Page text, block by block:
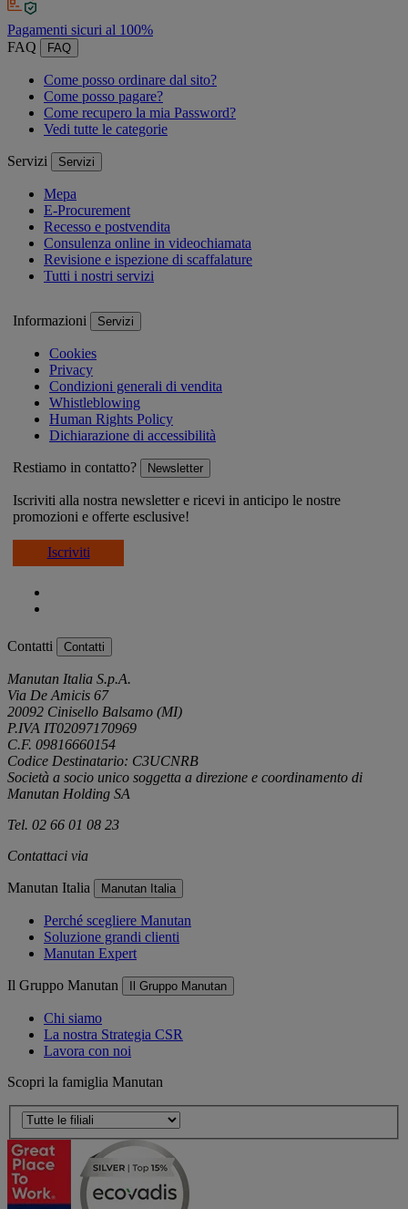
Pagamenti sicuri al 100%
FAQ
FAQ
Come posso ordinare dal sito?
Come posso pagare?
Come recupero la mia Password?
Vedi tutte le categorie
Servizi Servizi
Mepa
E-Procurement
Recesso e postvendita
Consulenza online in videochiamata
Revisione e ispezione di scaffalature
Tutti i nostri servizi
Informazioni Servizi
Cookies
Privacy
Condizioni generali di vendita
Whistleblowing
Human Rights Policy
Dichiarazione di accessibilità
Restiamo in contatto? Newsletter
Iscriviti alla nostra newsletter e ricevi in anticipo le nostre
promozioni e offerte esclusive!
Iscriviti
Contatti Contatti
Manutan Italia S.p.A.
Via De Amicis 67
20092 Cinisello Balsamo (MI)
P.IVA IT02097170969
C.F. 09816660154
Codice Destinatario: C3UCNRB
Società a socio unico soggetta a direzione e coordinamento di
Manutan Holding SA
Tel. 02 66 01 08 23
Contattaci via
Manutan Italia Manutan Italia
Perché scegliere Manutan
Soluzione grandi clienti
Manutan Expert
Il Gruppo Manutan Il Gruppo Manutan
Chi siamo
La nostra Strategia CSR
Lavora con noi
Scopri la famiglia Manutan